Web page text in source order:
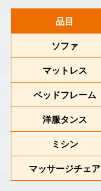
品目
ソファ
マットレス
ベッドフレーム
洋服タンス
ミシン
マッサージチェア